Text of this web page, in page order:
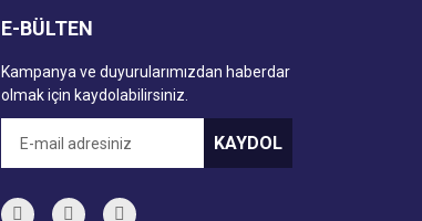
E-BÜLTEN
Kampanya ve duyurularımızdan haberdar
olmak için kaydolabilirsiniz.
KAYDOL